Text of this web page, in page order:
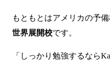
もともとはアメリカの予
世界展開校です。
「しっかり勉強するなら